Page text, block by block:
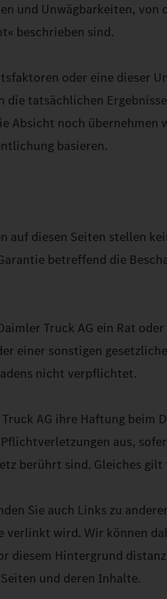
und Unwägbarkeiten,
beschrieben sind.
oder eine dieser
tatsächlichen
Absicht noch
basieren.
auf diesen Seiten stellen
betreffend die
Truck AG ein Rat
einer sonstigen
nicht verpflichtet.
AG ihre Haftung beim
aus,
berührt sind. Gleiches
Sie auch Links zu
verlinkt wird. Wir können
diesem Hintergrund
und deren Inhalte.